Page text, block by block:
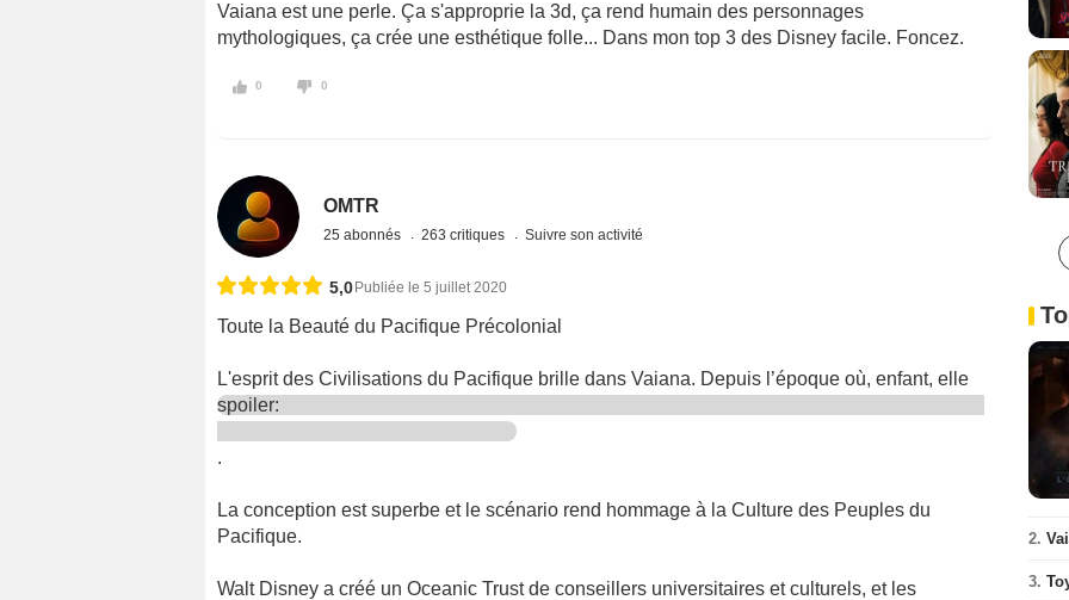
Vaiana est une perle. Ça s'approprie la 3d, ça rend humain des personnages
mythologiques, ça crée une esthétique folle... Dans mon top 3 des Disney facile. Foncez.
0 0
OMTR
25 abonnés 263 critiques Suivre son activité
5,0Publiée le 5 juillet 2020
Toute la Beauté du Pacifique Précolonial
L'esprit des Civilisations du Pacifique brille dans Vaiana. Depuis l’époque où, enfant, elle
spoiler:
.
La conception est superbe et le scénario rend hommage à la Culture des Peuples du
Pacifique.
Walt Disney a créé un Oceanic Trust de conseillers universitaires et culturels, et les
2.
3.